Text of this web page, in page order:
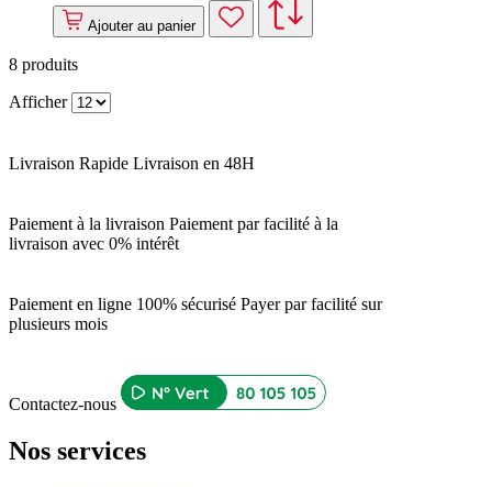
Ajouter au panier
8 produits
Afficher
Livraison Rapide Livraison en 48H
Paiement à la livraison Paiement par facilité à la
livraison avec 0% intérêt
Paiement en ligne 100% sécurisé Payer par facilité sur
plusieurs mois
Contactez-nous
Nos services